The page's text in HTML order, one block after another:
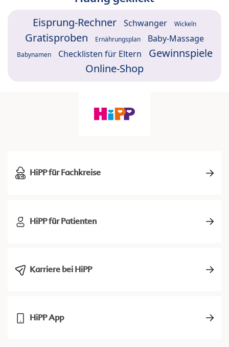
Eisprung-Rechner Schwanger Wickeln
Gratisproben Ernährungsplan Baby-Massage
Babynamen Checklisten für Eltern
Gewinnspiele
Online-Shop
HiPP für Fachkreise
HiPP für Patienten
Karriere bei HiPP
HiPP App